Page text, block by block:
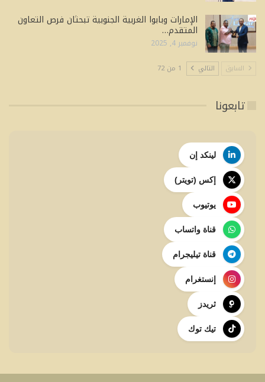
الإمارات وبابوا الغربية الجنوبية تبحثان فرص التعاون
المتقدم…
نوفمبر 4, 2025
السابق التالي 1 من 72
تابعونا
لينكد إن
إكس (تويتر)
يوتيوب
قناة واتساب
قناة تيليجرام
إنستغرام
ثريدز
تيك توك